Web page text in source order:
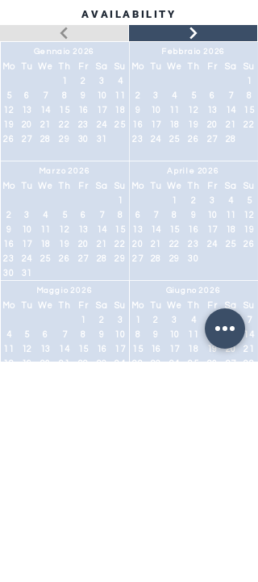
AVAILABILITY
Gennaio 2026
Mo Tu We Th Fr Sa
Su
1
2 3
4
5
6 7 8 9 10
11
12
13 14 15 16 17
18
19
20 21 22 23 24
25
26
27 28 29 30 31
Marzo 2026
Mo Tu We Th Fr Sa
Su
1
2
3 4 5 6 7
8
9
10 11 12 13 14
15
16
17 18 19 20 21
22
23
24 25 26 27 28
29
30
31
Maggio 2026
Mo Tu We Th Fr Sa
Su
1
2
3
4
5 6 7 8 9
10
11
12 13 14 15 16
17
18
19 20 21 22 23
24
Febbraio 2026
Mo Tu We Th Fr Sa
Su
1
2
3 4 5 6 7
8
9
10 11 12 13 14
15
16
17 18 19 20 21
22
23
24 25 26 27 28
Aprile 2026
Mo Tu We Th Fr Sa
Su
1
2 3 4
5
6
7 8 9 10 11
12
13
14 15 16 17 18
19
20
21 22 23 24 25
26
27
28 29 30
Giugno 2026
Mo Tu We Th Fr Sa
Su
1
2 3 4
7
8
9 10 11
14
15
16 17 18 19 20
21
22
23 24 25 26 27
28